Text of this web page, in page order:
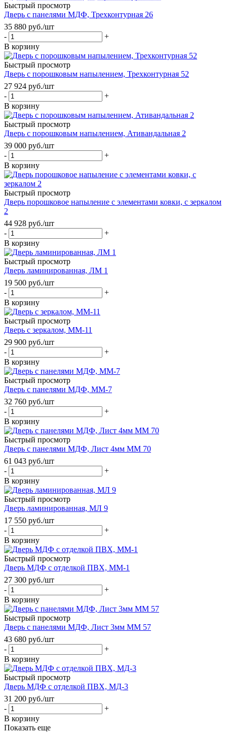
Быстрый просмотр
Дверь с панелями МДФ, Трехконтурная 26
35 880 руб./шт
-
+
В корзину
Быстрый просмотр
Дверь с порошковым напылением, Трехконтурная 52
27 924 руб./шт
-
+
В корзину
Быстрый просмотр
Дверь с порошковым напылением, Ативандальная 2
39 000 руб./шт
-
+
В корзину
Быстрый просмотр
Дверь порошковое напыление с элементами ковки, с зеркалом
2
44 928 руб./шт
-
+
В корзину
Быстрый просмотр
Дверь ламинированная, ЛМ 1
19 500 руб./шт
-
+
В корзину
Быстрый просмотр
Дверь с зеркалом, ММ-11
29 900 руб./шт
-
+
В корзину
Быстрый просмотр
Дверь с панелями МДФ, ММ-7
32 760 руб./шт
-
+
В корзину
Быстрый просмотр
Дверь с панелями МДФ, Лист 4мм ММ 70
61 043 руб./шт
-
+
В корзину
Быстрый просмотр
Дверь ламинированная, МЛ 9
17 550 руб./шт
-
+
В корзину
Быстрый просмотр
Дверь МДФ с отделкой ПВХ, ММ-1
27 300 руб./шт
-
+
В корзину
Быстрый просмотр
Дверь с панелями МДФ, Лист 3мм ММ 57
43 680 руб./шт
-
+
В корзину
Быстрый просмотр
Дверь МДФ с отделкой ПВХ, МД-3
31 200 руб./шт
-
+
В корзину
Показать еще